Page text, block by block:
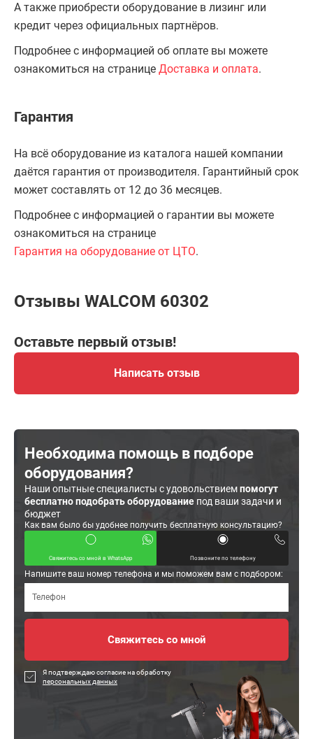
А также приобрести оборудование в лизинг или
кредит через официальных партнёров.
Подробнее с информацией об оплате вы можете
ознакомиться на странице Доставка и оплата.
Гарантия
На всё оборудование из каталога нашей компании
даётся гарантия от производителя. Гарантийный срок
может составлять от 12 до 36 месяцев.
Подробнее с информацией о гарантии вы можете
ознакомиться на странице
Гарантия на оборудование от ЦТО.
Отзывы WALCOM 60302
Оставьте первый отзыв!
Написать отзыв
Необходима помощь в подборе
оборудования?
Наши опытные специалисты с удовольствиемпомогут
бесплатно подобрать оборудование под ваши задачи и
бюджет
Как вам было бы удобнее получить бесплатную консультацию?
Свяжитесь со мной в WhatsApp Позвоните по телефону
Напишите ваш номер телефона и мы поможем вам с подбором:
Я подтверждаю согласие на обработку
персональных данных